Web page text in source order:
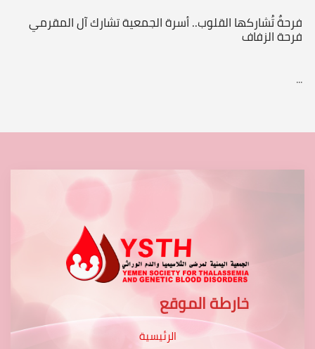
فرحةٌ تُشاركها القلوب.. أسرة الجمعية تشارك آل المقرمي
فرحة الزفاف
...
خارطة الموقع
الرئيسية